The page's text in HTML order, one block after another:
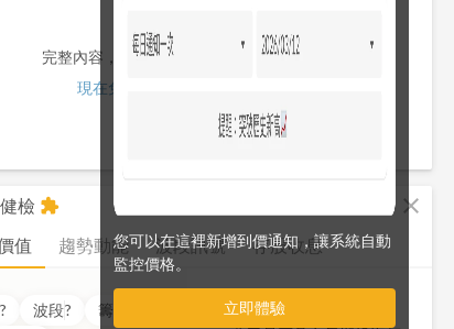
您可以在這裡新增到價通知，讓系統自動
監控價格。
立即體驗
完整內容，僅限註冊會員使用
現在免費註冊/登入
檢 close
extension
值 趨勢動能 波段訊號 存股收息
? 波段? 籌碼 價值??